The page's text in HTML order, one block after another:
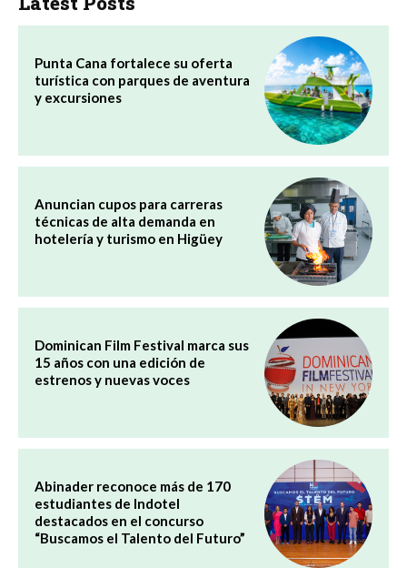
Punta Cana fortalece su oferta
turística con parques de aventura
y excursiones
Anuncian cupos para carreras
técnicas de alta demanda en
hotelería y turismo en Higüey
Dominican Film Festival marca sus
15 años con una edición de
estrenos y nuevas voces
Abinader reconoce más de 170
estudiantes de Indotel
destacados en el concurso
“Buscamos el Talento del Futuro”